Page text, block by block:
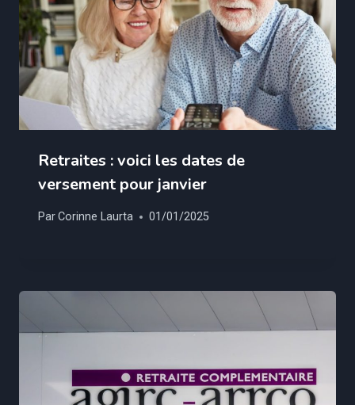
Retraites : voici les dates de
versement pour janvier
ParCorinne Laurta 01/01/2025